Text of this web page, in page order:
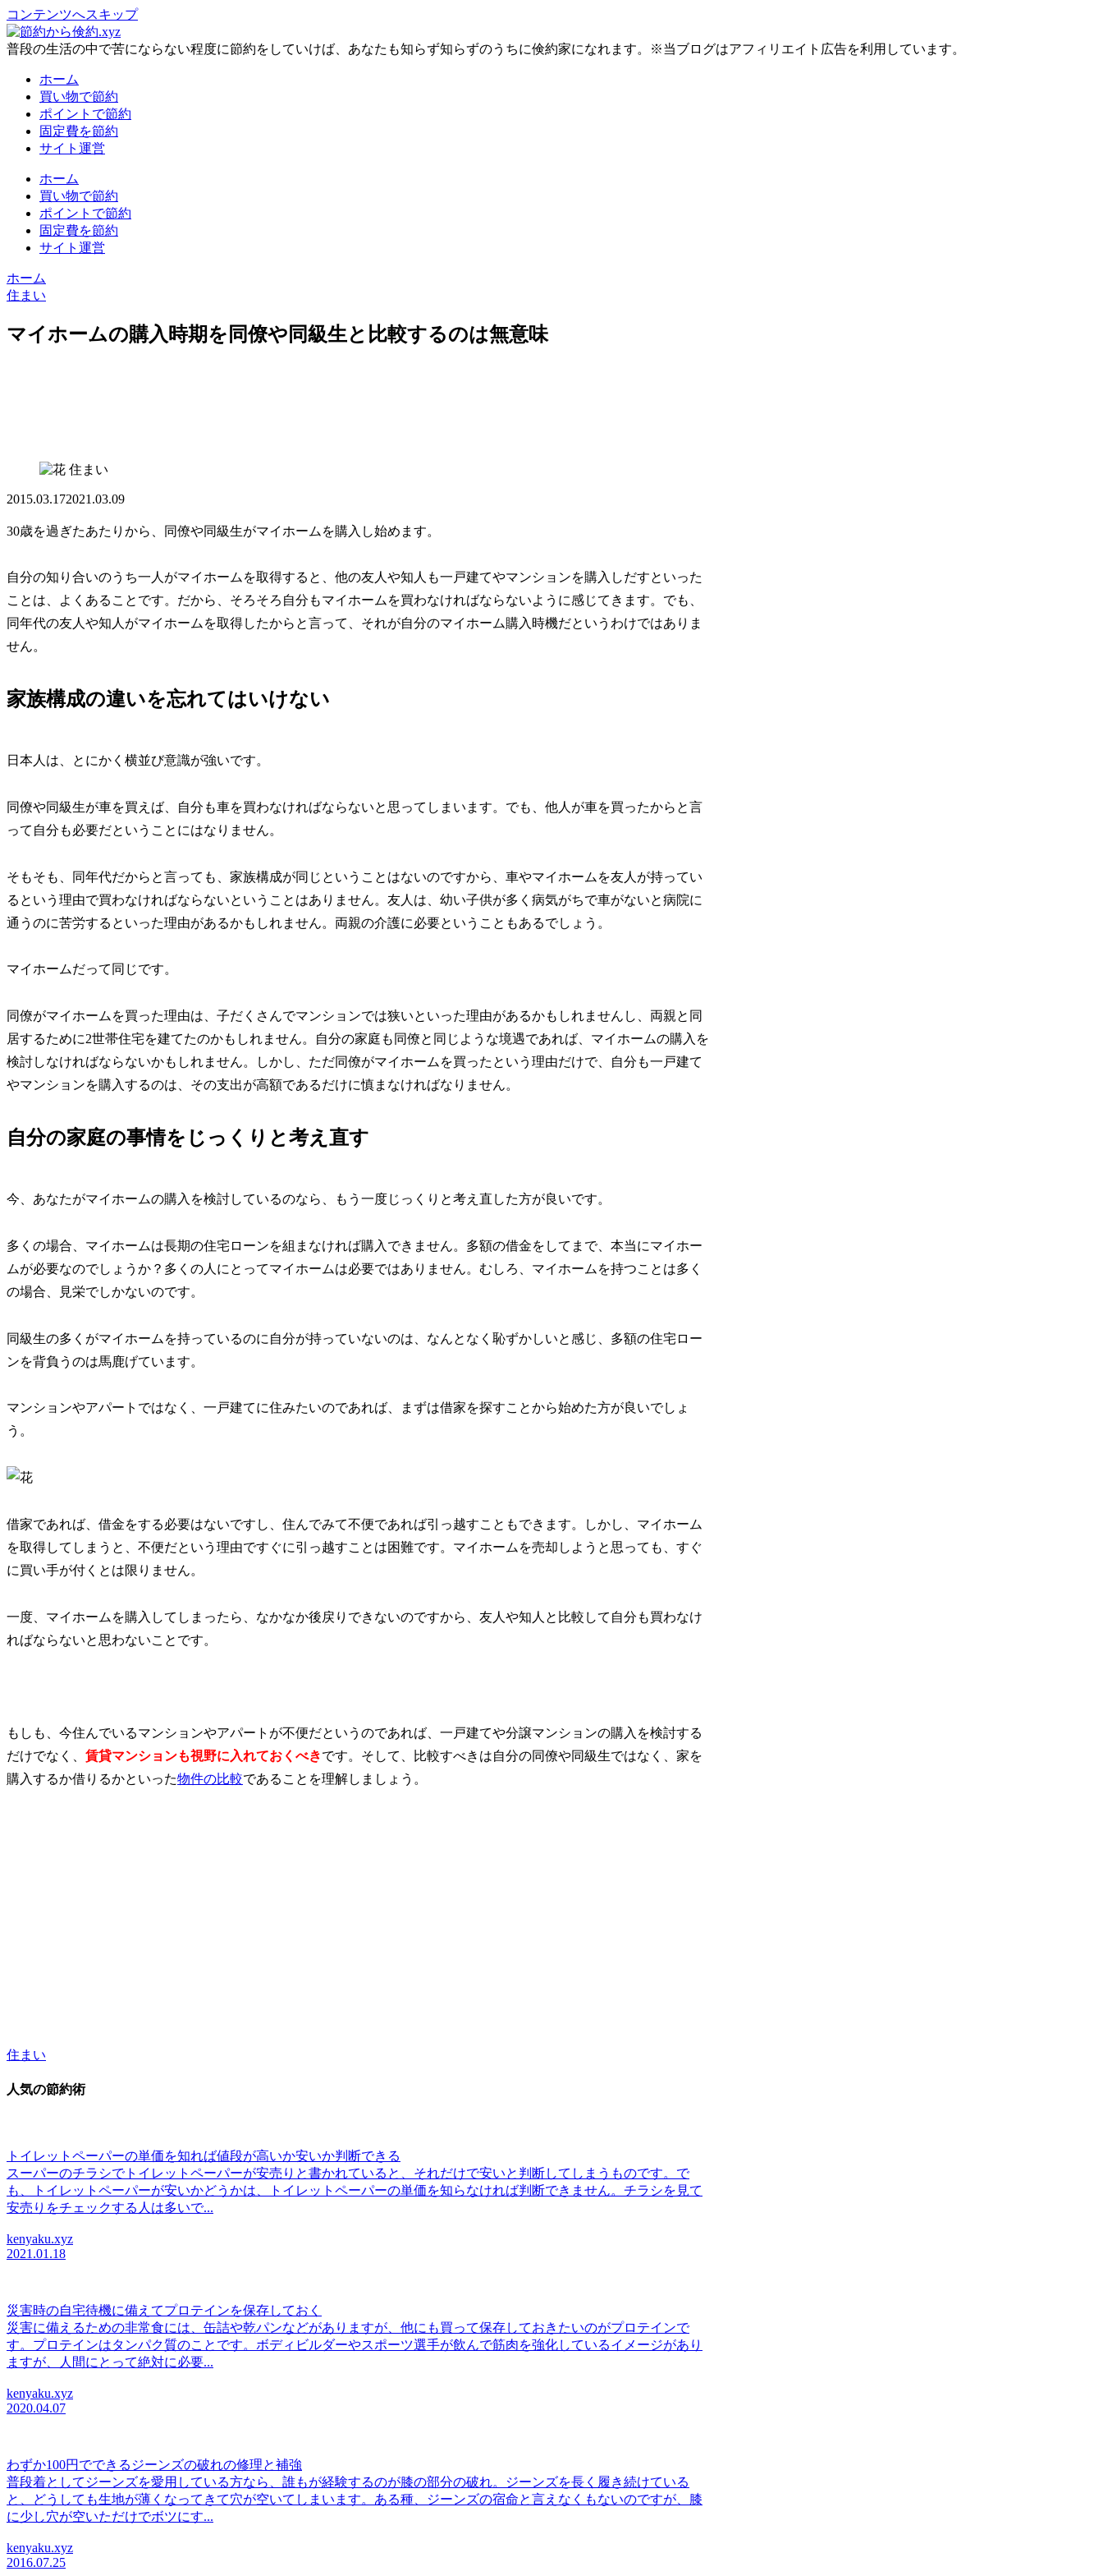
コンテンツへスキップ
普段の生活の中で苦にならない程度に節約をしていけば、あなたも知らず知らずのうちに倹約家になれます。※当ブログはアフィリエイト広告を利用しています。
ホーム
買い物で節約
ポイントで節約
固定費を節約
サイト運営
ホーム
買い物で節約
ポイントで節約
固定費を節約
サイト運営
ホーム
住まい
マイホームの購入時期を同僚や同級生と比較するのは無意味
住まい
2015.03.172021.03.09
30歳を過ぎたあたりから、同僚や同級生がマイホームを購入し始めます。
自分の知り合いのうち一人がマイホームを取得すると、他の友人や知人も一戸建てやマンションを購入しだすといった
ことは、よくあることです。だから、そろそろ自分もマイホームを買わなければならないように感じてきます。でも、
同年代の友人や知人がマイホームを取得したからと言って、それが自分のマイホーム購入時機だというわけではありま
せん。
家族構成の違いを忘れてはいけない
日本人は、とにかく横並び意識が強いです。
同僚や同級生が車を買えば、自分も車を買わなければならないと思ってしまいます。でも、他人が車を買ったからと言
って自分も必要だということにはなりません。
そもそも、同年代だからと言っても、家族構成が同じということはないのですから、車やマイホームを友人が持ってい
るという理由で買わなければならないということはありません。友人は、幼い子供が多く病気がちで車がないと病院に
通うのに苦労するといった理由があるかもしれません。両親の介護に必要ということもあるでしょう。
マイホームだって同じです。
同僚がマイホームを買った理由は、子だくさんでマンションでは狭いといった理由があるかもしれませんし、両親と同
居するために2世帯住宅を建てたのかもしれません。自分の家庭も同僚と同じような境遇であれば、マイホームの購入を
検討しなければならないかもしれません。しかし、ただ同僚がマイホームを買ったという理由だけで、自分も一戸建て
やマンションを購入するのは、その支出が高額であるだけに慎まなければなりません。
自分の家庭の事情をじっくりと考え直す
今、あなたがマイホームの購入を検討しているのなら、もう一度じっくりと考え直した方が良いです。
多くの場合、マイホームは長期の住宅ローンを組まなければ購入できません。多額の借金をしてまで、本当にマイホー
ムが必要なのでしょうか？多くの人にとってマイホームは必要ではありません。むしろ、マイホームを持つことは多く
の場合、見栄でしかないのです。
同級生の多くがマイホームを持っているのに自分が持っていないのは、なんとなく恥ずかしいと感じ、多額の住宅ロー
ンを背負うのは馬鹿げています。
マンションやアパートではなく、一戸建てに住みたいのであれば、まずは借家を探すことから始めた方が良いでしょ
う。
借家であれば、借金をする必要はないですし、住んでみて不便であれば引っ越すこともできます。しかし、マイホーム
を取得してしまうと、不便だという理由ですぐに引っ越すことは困難です。マイホームを売却しようと思っても、すぐ
に買い手が付くとは限りません。
一度、マイホームを購入してしまったら、なかなか後戻りできないのですから、友人や知人と比較して自分も買わなけ
ればならないと思わないことです。
もしも、今住んでいるマンションやアパートが不便だというのであれば、一戸建てや分譲マンションの購入を検討する
だけでなく、 賃貸マンションも視野に入れておくべきです。そして、比較すべきは自分の同僚や同級生ではなく、家を
購入するか借りるかといった物件の比較であることを理解しましょう。
住まい
人気の節約術
トイレットペーパーの単価を知れば値段が高いか安いか判断できる
スーパーのチラシでトイレットペーパーが安売りと書かれていると、それだけで安いと判断してしまうものです。で
も、トイレットペーパーが安いかどうかは、トイレットペーパーの単価を知らなければ判断できません。チラシを見て
安売りをチェックする人は多いで...
kenyaku.xyz
2021.01.18
災害時の自宅待機に備えてプロテインを保存しておく
災害に備えるための非常食には、缶詰や乾パンなどがありますが、他にも買って保存しておきたいのがプロテインで
す。プロテインはタンパク質のことです。ボディビルダーやスポーツ選手が飲んで筋肉を強化しているイメージがあり
ますが、人間にとって絶対に必要...
kenyaku.xyz
2020.04.07
わずか100円でできるジーンズの破れの修理と補強
普段着としてジーンズを愛用している方なら、誰もが経験するのが膝の部分の破れ。ジーンズを長く履き続けている
と、どうしても生地が薄くなってきて穴が空いてしまいます。ある種、ジーンズの宿命と言えなくもないのですが、膝
に少し穴が空いただけでボツにす...
kenyaku.xyz
2016.07.25